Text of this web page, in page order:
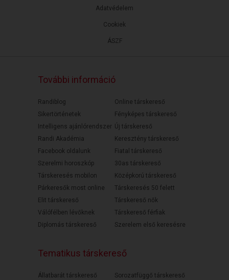
ÁSZF
Adatvédelem
Cookiek
További információ
Randiblog
Sikertörténetek
Intelligens ajánlórendszer
Randi Akadémia
Facebook oldalunk
Szerelmi horoszkóp
Társkeresés mobilon
Párkeresők most online
Elit társkereső
Válófélben lévőknek
Diplomás társkereső
Online társkereső
Fényképes társkereső
Új társkereső
Keresztény társkereső
Fiatal társkereső
30as társkereső
Középkorú társkereső
Társkeresés 50 felett
Társkereső nők
Társkereső férfiak
Szerelem első keresésre
Tematikus társkereső
Állatbarát társkereső
Sorozatfüggő társkereső